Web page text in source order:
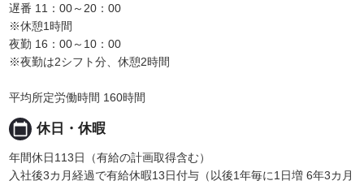
遅番 11：00～20：00
※休憩1時間
夜勤 16：00～10：00
※夜勤は2シフト分、休憩2時間
平均所定労働時間 160時間
calendar_today 休日・休暇
年間休日113日（有給の計画取得含む）
入社後3カ月経過で有給休暇13日付与（以後1年毎に1日増 6年3カ月